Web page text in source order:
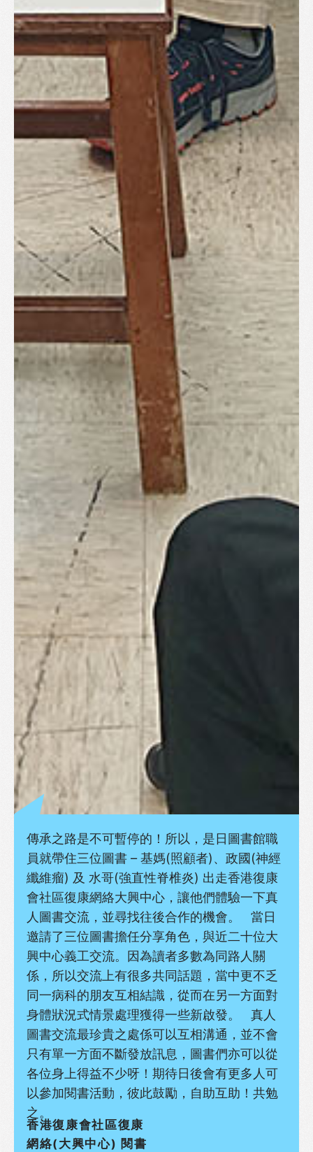
香港復康會社區復康
網絡(大興中心) 閱書
傳承之路是不可暫停的！所以，是日圖書館職
員就帶住三位圖書 – 基媽(照顧者)、政國(神經
纖維瘤) 及 水哥(強直性脊椎炎) 出走香港復康
會社區復康網絡大興中心，讓他們體驗一下真
人圖書交流，並尋找往後合作的機會。 當日
邀請了三位圖書擔任分享角色，與近二十位大
興中心義工交流。因為讀者多數為同路人關
係，所以交流上有很多共同話題，當中更不乏
同一病科的朋友互相結識，從而在另一方面對
身體狀況式情景處理獲得一些新啟發。 真人
圖書交流最珍貴之處係可以互相溝通，並不會
只有單一方面不斷發放訊息，圖書們亦可以從
各位身上得益不少呀！期待日後會有更多人可
以參加閱書活動，彼此鼓勵，自助互助！共勉
之。